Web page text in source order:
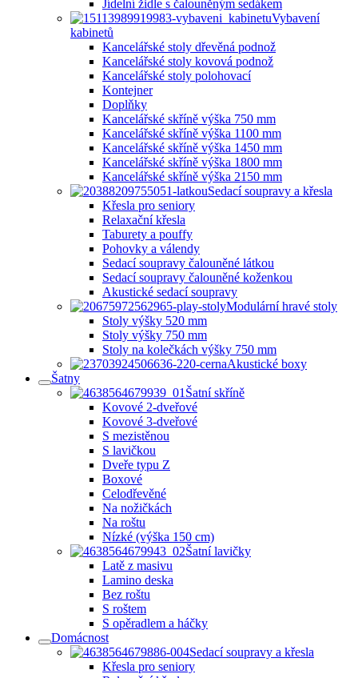
Jídelní židle s čalouněným sedákem
Vybavení
kabinetů
Kancelářské stoly dřevěná podnož
Kancelářské stoly kovová podnož
Kancelářské stoly polohovací
Kontejner
Doplňky
Kancelářské skříně výška 750 mm
Kancelářské skříně výška 1100 mm
Kancelářské skříně výška 1450 mm
Kancelářské skříně výška 1800 mm
Kancelářské skříně výška 2150 mm
Sedací soupravy a křesla
Křesla pro seniory
Relaxační křesla
Taburety a pouffy
Pohovky a válendy
Sedací soupravy čalouněné látkou
Sedací soupravy čalouněné koženkou
Akustické sedací soupravy
Modulární hravé stoly
Stoly výšky 520 mm
Stoly výšky 750 mm
Stoly na kolečkách výšky 750 mm
Akustické boxy
Šatny
Šatní skříně
Kovové 2-dveřové
Kovové 3-dveřové
S mezistěnou
S lavičkou
Dveře typu Z
Boxové
Celodřevěné
Na nožičkách
Na roštu
Nízké (výška 150 cm)
Šatní lavičky
Latě z masivu
Lamino deska
Bez roštu
S roštem
S opěradlem a háčky
Domácnost
Sedací soupravy a křesla
Křesla pro seniory